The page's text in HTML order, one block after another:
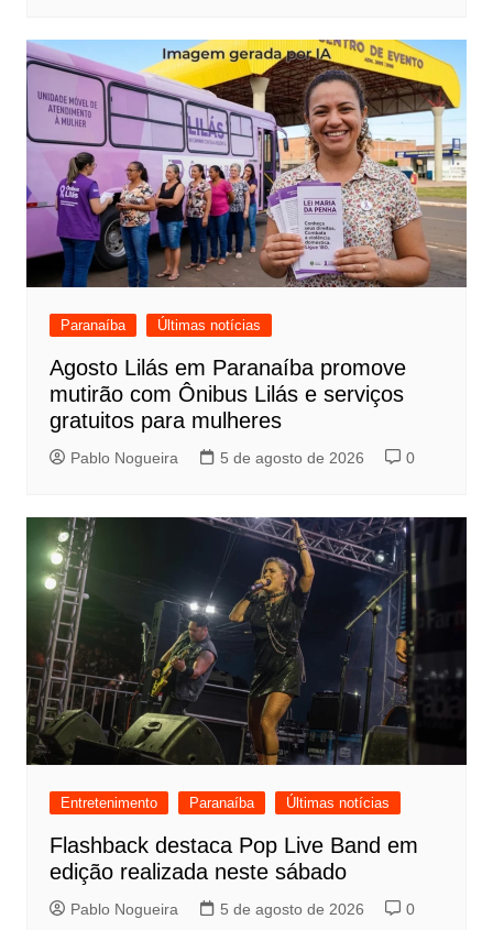
Paranaíba Últimas notícias
Agosto Lilás em Paranaíba promove
mutirão com Ônibus Lilás e serviços
gratuitos para mulheres
Pablo Nogueira 5 de agosto de 2026 0
Entretenimento Paranaíba Últimas notícias
Flashback destaca Pop Live Band em
edição realizada neste sábado
Pablo Nogueira 5 de agosto de 2026 0